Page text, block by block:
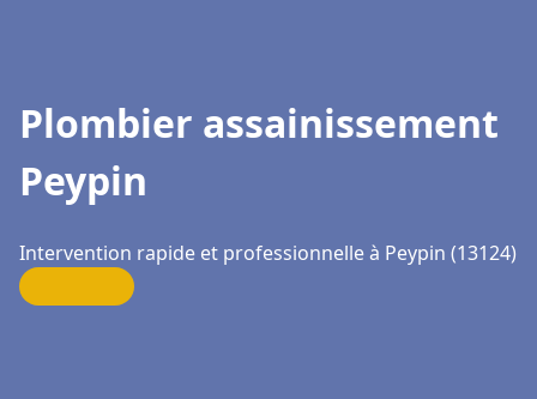
Plombier assainissement
Peypin
Intervention rapide et professionnelle à Peypin (13124)